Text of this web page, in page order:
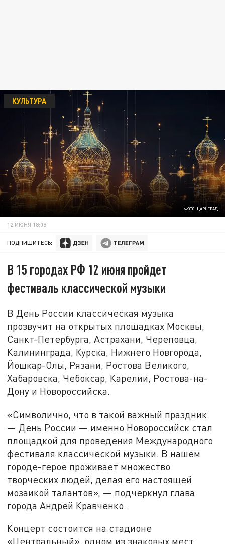
ФОТО: ЦАРЬГРАД
КУЛЬТУРА
12 ИЮНЯ 18:08
ПОДПИШИТЕСЬ:
В 15 городах РФ 12 июня пройдет
фестиваль классической музыки
В День России классическая музыка
прозвучит на открытых площадках Москвы,
Санкт-Петербурга, Астрахани, Череповца,
Калининграда, Курска, Нижнего Новгорода,
Йошкар-Олы, Рязани, Ростова Великого,
Хабаровска, Чебоксар, Карелии, Ростова-на-
Дону и Новороссийска.
«Символично, что в такой важный праздник
— День России — именно Новороссийск стал
площадкой для проведения Международного
фестиваля классической музыки. В нашем
городе-герое проживает множество
творческих людей, делая его настоящей
мозаикой талантов», — подчеркнул глава
города Андрей Кравченко.
Концерт состоится на стадионе
«Центральный», одном из знаковых мест